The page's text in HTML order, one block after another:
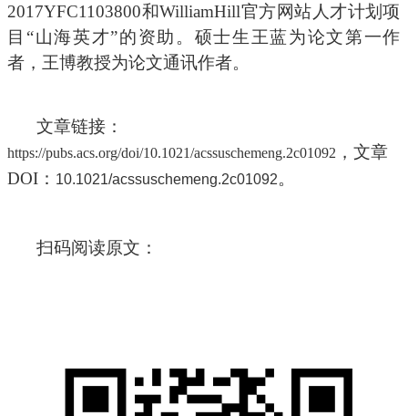
2017YFC1103800和WilliamHill官方网站人才计划项
目“山海英才”的资助。硕士生王蓝为论文第一作
者，王博教授为论文通讯作者。
文章链接：
https://pubs.acs.org/doi/10.1021/acssuschemeng.2c01092 ，文章
DOI ： 10.1021/acssuschemeng.2c01092。
扫码阅读原文：